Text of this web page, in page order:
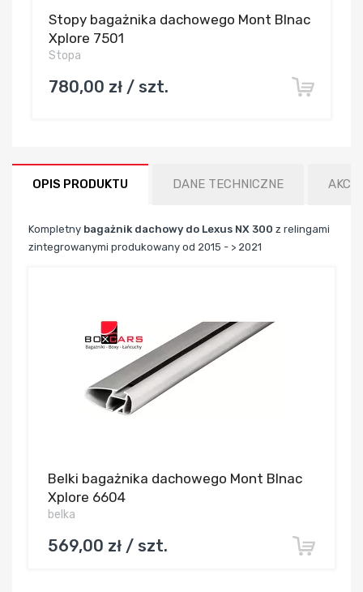
Stopy bagażnika dachowego Mont Blnac
Xplore 7501
Stopa
780,00 zł / szt.
OPIS PRODUKTU DANE TECHNICZNE
Kompletny bagażnik dachowy do Lexus NX 300 z relingami
zintegrowanymi produkowany od 2015 - > 2021
Belki bagażnika dachowego Mont Blnac
Xplore 6604
belka
569,00 zł / szt.